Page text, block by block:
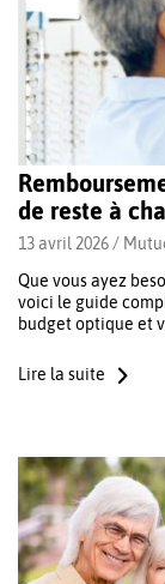
de reste à
13 avril 2026 /
Que vous ayez
voici le guide
budget optique et
Lire la suite